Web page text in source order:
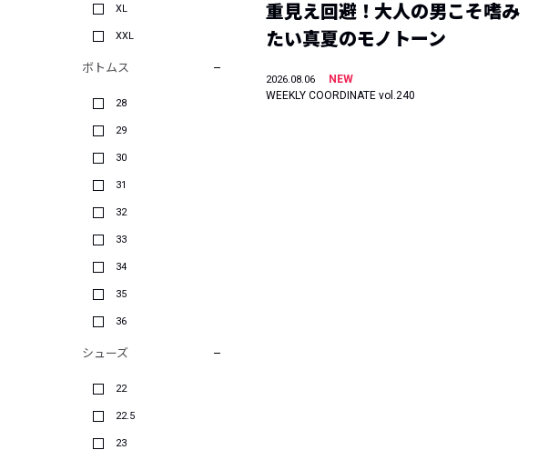
XL
XXL
ボトムス
28
29
30
31
32
33
34
35
36
シューズ
22
22.5
23
重見え回避！大人の男こそ嗜み
たい真夏のモノトーン
2026.08.06
NEW
WEEKLY COORDINATE vol.240